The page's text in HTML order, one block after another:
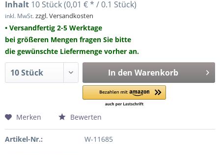
Inhalt 10 Stück (0,01 € * / 0.1 Stück)
inkl. MwSt.zzgl. Versandkosten
• Versandfertig 2-5 Werktage
bei größeren Mengen fragen Sie bitte
die gewünschte Liefermenge vorher an.
In den Warenkorb
Merken Bewerten
Artikel-Nr.: W-11685